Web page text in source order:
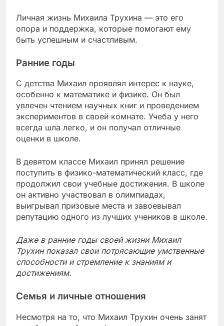
Личная жизнь Михаила Трухина — это его
опора и поддержка, которые помогают ему
быть успешным и счастливым.
Ранние годы
С детства Михаил проявлял интерес к науке,
особенно к математике и физике. Он был
увлечен чтением научных книг и проведением
экспериментов в своей комнате. Учеба у него
всегда шла легко, и он получал отличные
оценки в школе.
В девятом классе Михаил принял решение
поступить в физико-математический класс, где
продолжил свои учебные достижения. В школе
он активно участвовал в олимпиадах,
выигрывал призовые места и завоевывал
репутацию одного из лучших учеников в школе.
Даже в ранние годы своей жизни Михаил
Трухин показал свои потрясающие умственные
способности и стремление к знаниям и
достижениям.
Семья и личные отношения
Несмотря на то, что Михаил Трухин очень занят